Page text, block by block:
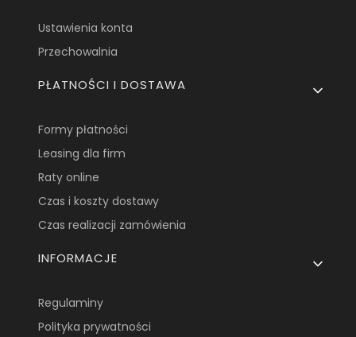
Ustawienia konta
Przechowalnia
PŁATNOŚCI I DOSTAWA
Formy płatności
Leasing dla firm
Raty online
Czas i koszty dostawy
Czas realizacji zamówienia
INFORMACJE
Regulaminy
Polityka prywatności